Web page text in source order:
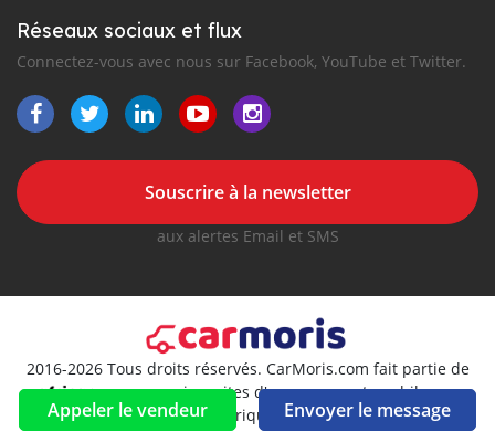
Appeler le vendeur Envoyer le message
Réseaux sociaux et flux
Connectez-vous avec nous sur Facebook, YouTube et Twitter.
Souscrire à la newsletter
aux alertes Email et SMS
2016-2026 Tous droits réservés. CarMoris.com fait partie de
, premiers sites d'annonces automobiles en
Afrique